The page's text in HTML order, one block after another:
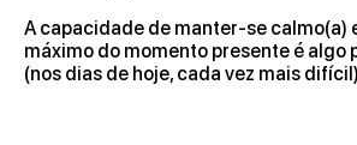
A capacidade de manter-se calmo(a)
máximo do momento presente é algo
(nos dias de hoje, cada vez mais